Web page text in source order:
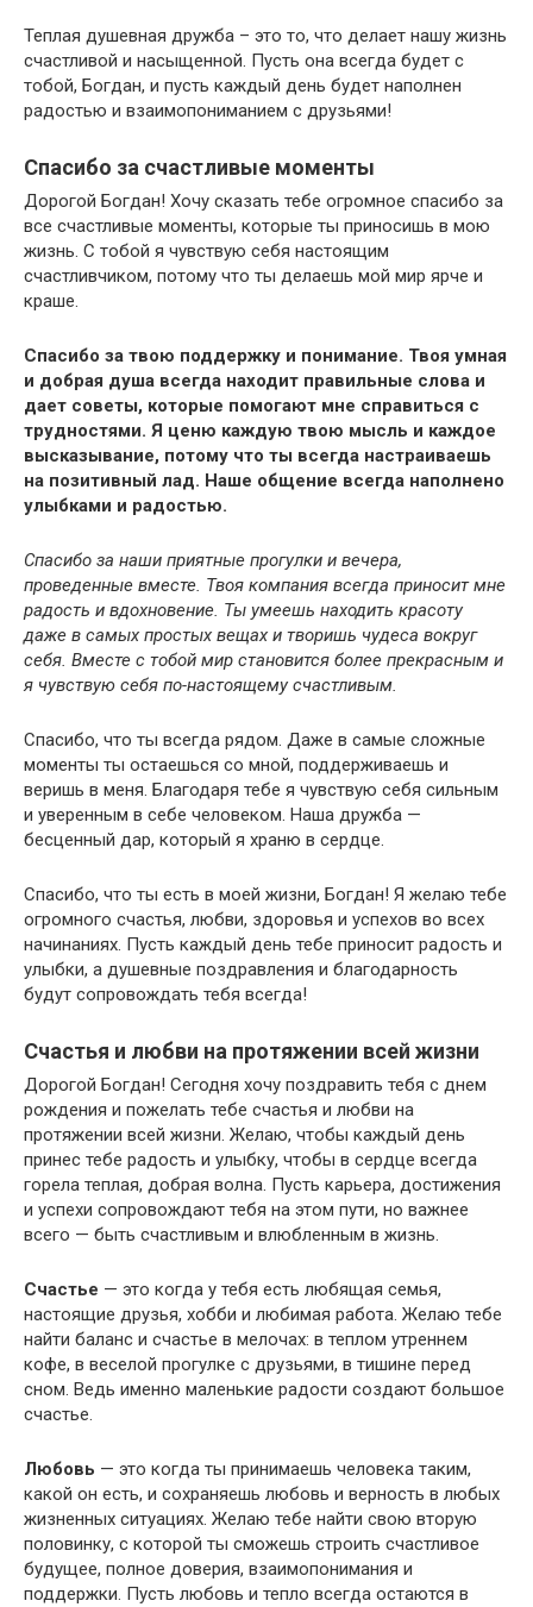
Теплая душевная дружба – это то, что делает нашу жизнь
счастливой и насыщенной. Пусть она всегда будет с
тобой, Богдан, и пусть каждый день будет наполнен
радостью и взаимопониманием с друзьями!
Спасибо за счастливые моменты
Дорогой Богдан! Хочу сказать тебе огромное спасибо за
все счастливые моменты, которые ты приносишь в мою
жизнь. С тобой я чувствую себя настоящим
счастливчиком, потому что ты делаешь мой мир ярче и
краше.
Спасибо за твою поддержку и понимание. Твоя умная
и добрая душа всегда находит правильные слова и
дает советы, которые помогают мне справиться с
трудностями. Я ценю каждую твою мысль и каждое
высказывание, потому что ты всегда настраиваешь
на позитивный лад. Наше общение всегда наполнено
улыбками и радостью.
Спасибо за наши приятные прогулки и вечера,
проведенные вместе. Твоя компания всегда приносит мне
радость и вдохновение. Ты умеешь находить красоту
даже в самых простых вещах и творишь чудеса вокруг
себя. Вместе с тобой мир становится более прекрасным и
я чувствую себя по-настоящему счастливым.
Спасибо, что ты всегда рядом. Даже в самые сложные
моменты ты остаешься со мной, поддерживаешь и
веришь в меня. Благодаря тебе я чувствую себя сильным
и уверенным в себе человеком. Наша дружба —
бесценный дар, который я храню в сердце.
Спасибо, что ты есть в моей жизни, Богдан! Я желаю тебе
огромного счастья, любви, здоровья и успехов во всех
начинаниях. Пусть каждый день тебе приносит радость и
улыбки, а душевные поздравления и благодарность
будут сопровождать тебя всегда!
Счастья и любви на протяжении всей жизни
Дорогой Богдан! Сегодня хочу поздравить тебя с днем
рождения и пожелать тебе счастья и любви на
протяжении всей жизни. Желаю, чтобы каждый день
принес тебе радость и улыбку, чтобы в сердце всегда
горела теплая, добрая волна. Пусть карьера, достижения
и успехи сопровождают тебя на этом пути, но важнее
всего — быть счастливым и влюбленным в жизнь.
Счастье — это когда у тебя есть любящая семья,
настоящие друзья, хобби и любимая работа. Желаю тебе
найти баланс и счастье в мелочах: в теплом утреннем
кофе, в веселой прогулке с друзьями, в тишине перед
сном. Ведь именно маленькие радости создают большое
счастье.
Любовь — это когда ты принимаешь человека таким,
какой он есть, и сохраняешь любовь и верность в любых
жизненных ситуациях. Желаю тебе найти свою вторую
половинку, с которой ты сможешь строить счастливое
будущее, полное доверия, взаимопонимания и
поддержки. Пусть любовь и тепло всегда остаются в